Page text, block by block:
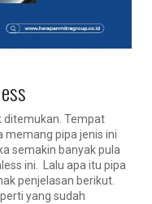
ditemukan. Tempat
memang pipa jenis ini
semakin banyak pula
ini. Lalu apa itu pipa
penjelasan berikut.
yang sudah